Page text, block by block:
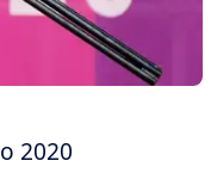
2020